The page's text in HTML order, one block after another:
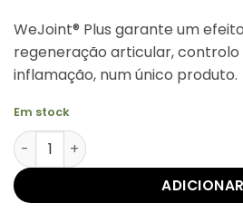
WeJoint® Plus garante um
regeneração articular, controlo
inflamação, num único produto.
Em stock
Quantidade de WeJoint Plus
ADICIONAR